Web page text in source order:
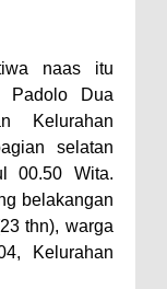
Kota Bima,
Layanan
Warga Padolo
Rumah
naas itu
Padolo Dua
Kelurahan
selatan
00.50 Wita.
belakangan
thn), warga
Kelurahan